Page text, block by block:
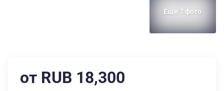
Еще 7 фото
от RUB 18,300